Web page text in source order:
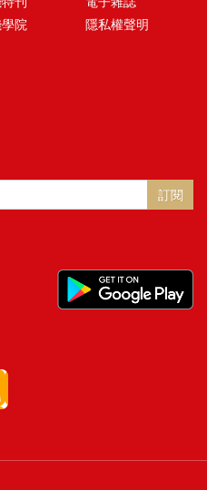
院
隱私權聲明
訂閱